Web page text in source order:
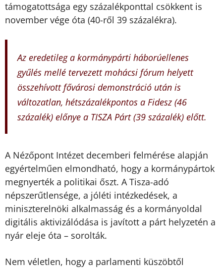
támogatottsága egy százalékponttal csökkent is
november vége óta (40-ről 39 százalékra).
Az eredetileg a kormánypárti háborúellenes
gyűlés mellé tervezett mohácsi fórum helyett
összehívott fővárosi demonstráció után is
változatlan, hétszázalékpontos a Fidesz (46
százalék) előnye a TISZA Párt (39 százalék) előtt.
A Nézőpont Intézet decemberi felmérése alapján
egyértelműen elmondható, hogy a kormánypártok
megnyerték a politikai őszt. A Tisza-adó
népszerűtlensége, a jóléti intézkedések, a
miniszterelnöki alkalmasság és a kormányoldal
digitális aktivizálódása is javított a párt helyzetén a
nyár eleje óta – sorolták.
Nem véletlen, hogy a parlamenti küszöbtől